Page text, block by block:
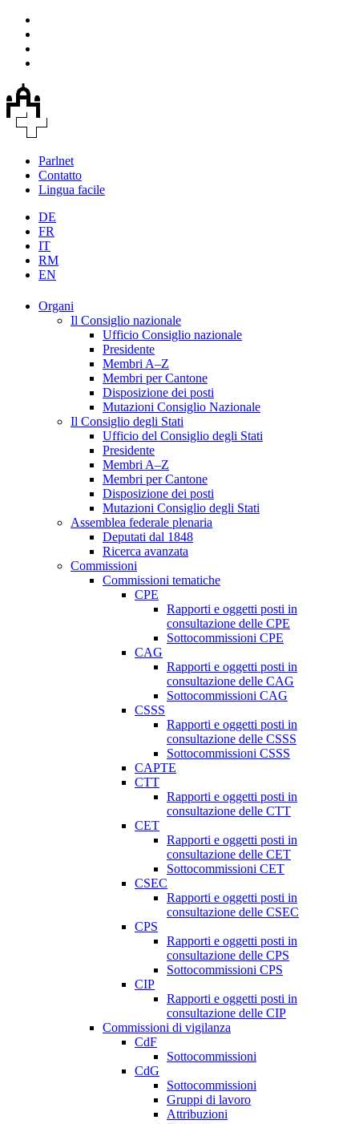
Parlnet
Contatto
Lingua facile
DE
FR
IT
RM
EN
Organi
Il Consiglio nazionale
Ufficio Consiglio nazionale
Presidente
Membri A–Z
Membri per Cantone
Disposizione dei posti
Mutazioni Consiglio Nazionale
Il Consiglio degli Stati
Ufficio del Consiglio degli Stati
Presidente
Membri A–Z
Membri per Cantone
Disposizione dei posti
Mutazioni Consiglio degli Stati
Assemblea federale plenaria
Deputati dal 1848
Ricerca avanzata
Commissioni
Commissioni tematiche
CPE
Rapporti e oggetti posti in
consultazione delle CPE
Sottocommissioni CPE
CAG
Rapporti e oggetti posti in
consultazione delle CAG
Sottocommissioni CAG
CSSS
Rapporti e oggetti posti in
consultazione delle CSSS
Sottocommissioni CSSS
CAPTE
CTT
Rapporti e oggetti posti in
consultazione delle CTT
CET
Rapporti e oggetti posti in
consultazione delle CET
Sottocommissioni CET
CSEC
Rapporti e oggetti posti in
consultazione delle CSEC
CPS
Rapporti e oggetti posti in
consultazione delle CPS
Sottocommissioni CPS
CIP
Rapporti e oggetti posti in
consultazione delle CIP
Commissioni di vigilanza
CdF
Sottocommissioni
CdG
Sottocommissioni
Gruppi di lavoro
Attribuzioni